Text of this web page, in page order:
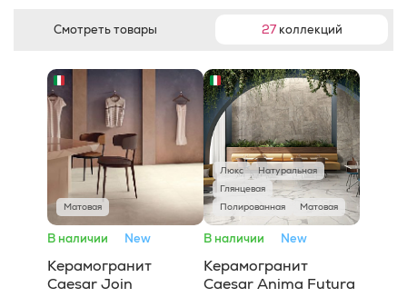
Смотреть товары 27 коллекций
Матовая
В наличии New
Керамогранит
Caesar Join
Люкс
Натуральная
Глянцевая
Полированная
Матовая
В наличии New
Керамогранит
Caesar Anima Futura